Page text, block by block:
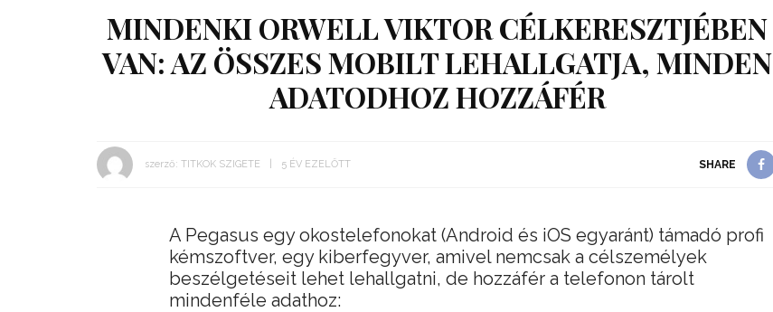
MINDENKI ORWELL VIKTOR CÉLKERESZTJÉBEN
VAN: AZ ÖSSZES MOBILT LEHALLGATJA, MINDEN
ADATODHOZ HOZZÁFÉR
szerző: TITKOK SZIGETE 5 ÉV EZELŐTT SHARE
A Pegasus egy okostelefonokat (Android és iOS egyaránt) támadó profi
kémszoftver, egy kiberfegyver, amivel nemcsak a célszemélyek
beszélgetéseit lehet lehallgatni, de hozzáfér a telefonon tárolt
mindenféle adathoz: